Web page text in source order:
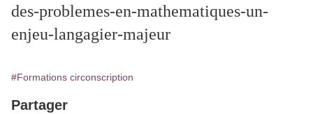
des-problemes-en-mathematiques-un-
enjeu-langagier-majeur
#Formations circonscription
Partager